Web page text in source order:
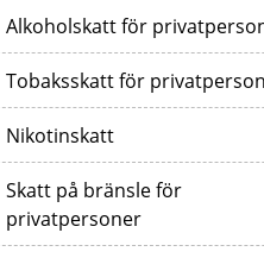
Alkoholskatt för
Tobaksskatt för
Nikotinskatt
Skatt på bränsle för
privatpersoner